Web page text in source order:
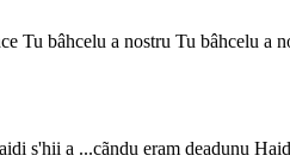
a nostru Tu bâhcelu a
s'hii a ...cãndu eram deadunu